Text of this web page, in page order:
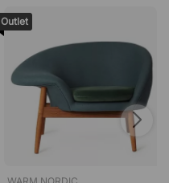
Outlet